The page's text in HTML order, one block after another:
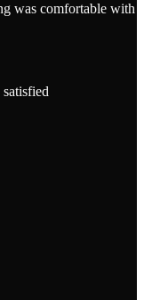
was comfortable with